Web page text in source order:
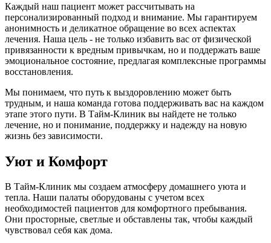
Каждый наш пациент может рассчитывать на
персонализированный подход и внимание. Мы гарантируем
анонимность и деликатное обращение во всех аспектах
лечения. Наша цель - не только избавить вас от физической
привязанности к вредным привычкам, но и поддержать ваше
эмоциональное состояние, предлагая комплексные программы
восстановления.
Мы понимаем, что путь к выздоровлению может быть
трудным, и наша команда готова поддерживать вас на каждом
этапе этого пути. В Тайм-Клиник вы найдете не только
лечение, но и понимание, поддержку и надежду на новую
жизнь без зависимости.
Уют и Комфорт
В Тайм-Клиник мы создаем атмосферу домашнего уюта и
тепла. Наши палаты оборудованы с учетом всех
необходимостей пациентов для комфортного пребывания.
Они просторные, светлые и обставлены так, чтобы каждый
чувствовал себя как дома.